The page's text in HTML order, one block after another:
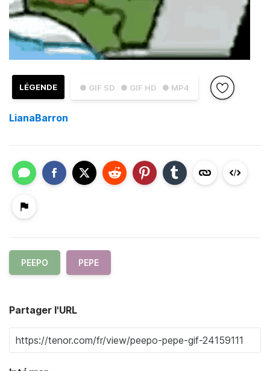
● GIF SD ● GIF HD ● MP4
LÉGENDE
LianaBarron
PEEPO PEPE
Partager l'URL